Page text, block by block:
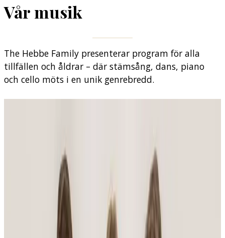
Vår musik
The Hebbe Family presenterar program för alla
tillfällen och åldrar – där stämsång, dans, piano
och cello möts i en unik genrebredd.
glädjefull swing- och steppdans till klassiska pärlor av